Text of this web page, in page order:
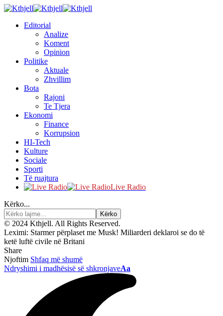
Editorial
Analize
Koment
Opinion
Politike
Aktuale
Zhvillim
Bota
Rajoni
Te Tjera
Ekonomi
Finance
Korrupsion
HI-Tech
Kulture
Sociale
Sporti
Të ruajtura
Live Radio
Kërko...
© 2024 Kthjell. All Rights Reserved.
Leximi: Starmer përplaset me Musk! Miliarderi deklaroi se do të
ketë luftë civile në Britani
Share
Njoftim Shfaq më shumë
Ndryshimi i madhësisë së shkronjaveAa